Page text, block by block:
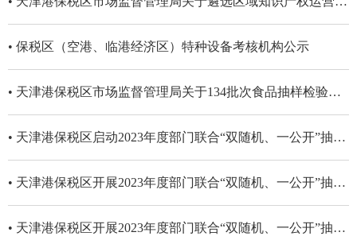
• 保税区（空港、临港经济区）特种设备考核机构公示
• 天津港保税区市场监督管理局关于134批次食品抽样检验情况的通告
• 天津港保税区启动2023年度部门联合“双随机、一公开”抽查工作
• 天津港保税区开展2023年度部门联合“双随机、一公开”抽查名单公示
• 天津港保税区开展2023年度部门联合“双随机、一公开”抽查工作计划公示